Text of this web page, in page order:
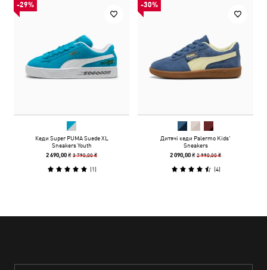
-29%
Кеди Super PUMA Suede XL
Sneakers Youth
2 690,00 ₴3 790,00 ₴
(1)
-30%
Дитячі кеди Palermo Kids'
Sneakers
2 090,00 ₴2 990,00 ₴
(4)